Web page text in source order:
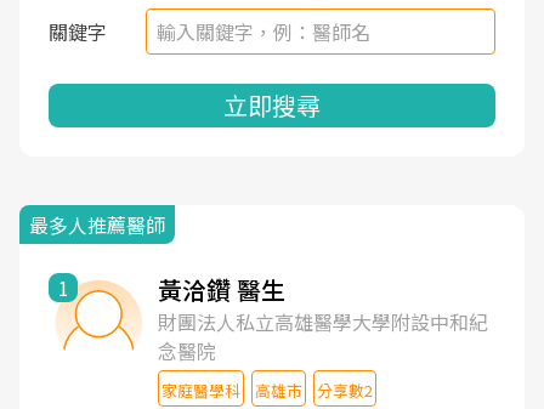
關鍵字
立即搜尋
最多人推薦醫師
1 黃洽鑽 醫生
財團法人私立高雄醫學大學附設中和紀
念醫院
家庭醫學科 高雄市 分享數2